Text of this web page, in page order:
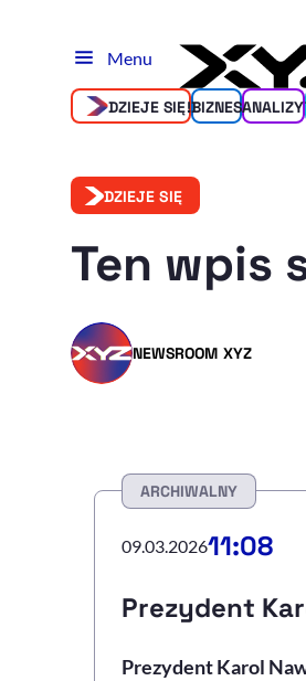
Menu
DZIEJE SIĘ!BIZNESANALIZY
DZIEJE SIĘ
Ten wpis
NEWSROOM XYZ
ARCHIWALNY
09.03.202611:08
Prezydent
Prezydent Karol